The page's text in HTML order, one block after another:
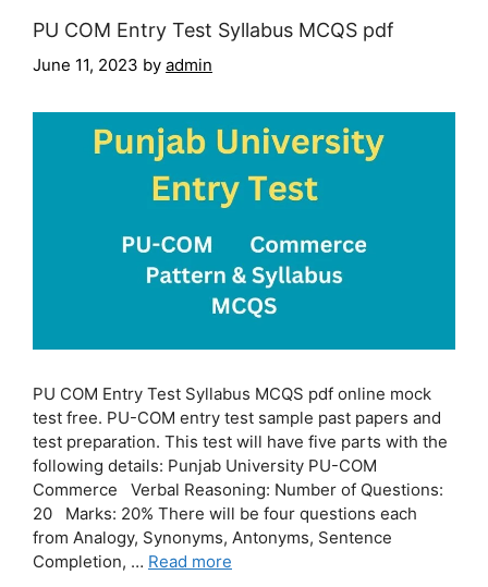
PU COM Entry Test Syllabus MCQS pdf
June 11, 2023 by admin
PU COM Entry Test Syllabus MCQS pdf online mock
test free. PU-COM entry test sample past papers and
test preparation. This test will have five parts with the
following details: Punjab University PU-COM
Commerce Verbal Reasoning: Number of Questions:
20 Marks: 20% There will be four questions each
from Analogy, Synonyms, Antonyms, Sentence
Completion, … Read more